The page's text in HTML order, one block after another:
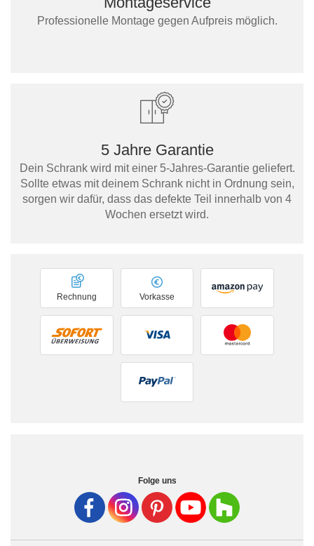
Professionelle Montage gegen Aufpreis möglich.
5 Jahre Garantie
Dein Schrank wird mit einer 5-Jahres-Garantie geliefert.
Sollte etwas mit deinem Schrank nicht in Ordnung sein,
sorgen wir dafür, dass das defekte Teil innerhalb von 4
Wochen ersetzt wird.
Vorkasse
Rechnung
Folge uns